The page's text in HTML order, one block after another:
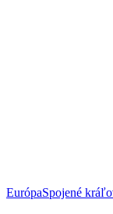
EurópaSpojené